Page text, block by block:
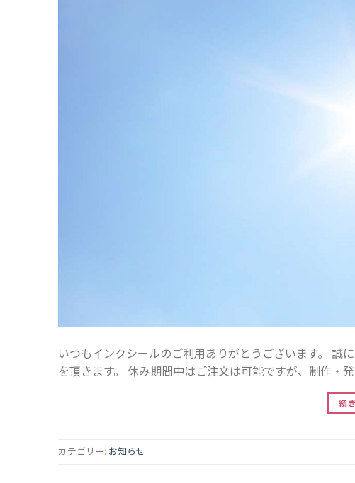
いつもインクシールのご利用ありがとうございます。 誠
を頂きます。 休み期間中はご注文は可能ですが、制作
続
カテゴリー: お知らせ